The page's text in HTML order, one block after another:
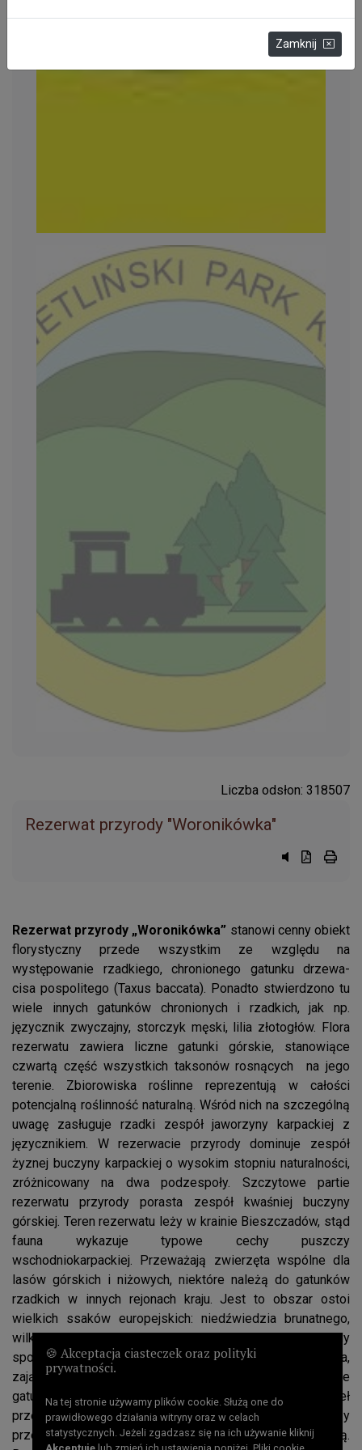
Liczba odsłon: 318507
Rezerwat przyrody "Woronikówka"
Przycisk
Przycisk
Rezerwat przyrody „Woronikówka” stanowi cenny obiekt
florystyczny przede wszystkim ze względu na
występowanie rzadkiego, chronionego gatunku drzewa-
cisa pospolitego (Taxus baccata). Ponadto stwierdzono tu
wiele innych gatunków chronionych i rzadkich, jak np.
języcznik zwyczajny, storczyk męski, lilia złotogłów. Flora
rezerwatu zawiera liczne gatunki górskie, stanowiące
czwartą część wszystkich taksonów rosnących na jego
terenie. Zbiorowiska roślinne reprezentują w całości
potencjalną roślinność naturalną. Wśród nich na szczególną
uwagę zasługuje rzadki zespół jaworzyny karpackiej z
języcznikiem. W rezerwacie przyrody dominuje zespół
żyznej buczyny karpackiej o wysokim stopniu naturalności,
zróżnicowany na dwa podzespoły. Szczytowe partie
rezerwatu przyrody porasta zespół kwaśniej buczyny
górskiej. Teren rezerwatu leży w krainie Bieszczadów, stąd
fauna wykazuje typowe cechy puszczy
wschodniokarpackiej. Przeważają zwierzęta wspólne dla
lasów górskich i niżowych, niektóre należą do gatunków
rzadkich w innych rejonach kraju. Jest to obszar ostoi
wielkich ssaków europejskich: niedźwiedzia brunatnego,
wilka czy rysia. Na obszarze rezerwatu przyrody
spotykamy także żubra, jelenia karpackiego, sarnę, dzika,
zająca oraz drobne ssaki. Z ptaków występuje wiele
gatunków drapieżnych np. puchacz, trzmielojad, orzeł
przedni. Gady reprezentowane są przez jaszczurki a płazy
przez salamandrę plamistą oraz traszkę karpacką.
Zamknij
🍪 Akceptacja ciasteczek oraz polityki
prywatności.
Na tej stronie używamy plików cookie. Służą one do
prawidłowego działania witryny oraz w celach
statystycznych. Jeżeli zgadzasz się na ich używanie kliknij